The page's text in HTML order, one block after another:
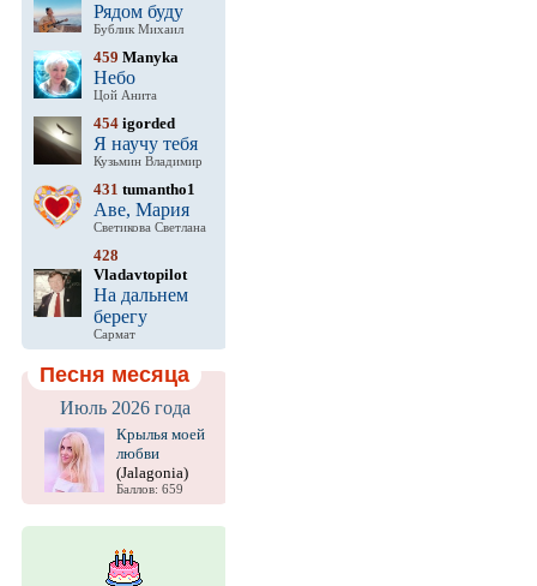
Рядом буду
Бублик Михаил
459 Manyka
Небо
Цой Анита
454 igorded
Я научу тебя
Кузьмин Владимир
431 tumantho1
Аве, Мария
Светикова Светлана
428
Vladavtopilot
На дальнем
берегу
Сармат
Песня месяца
Июль 2026 года
Крылья моей
любви
(Jalagonia)
Баллов: 659